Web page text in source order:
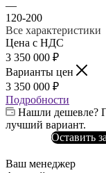
—
120-200
Все характеристики
Цена с НДС
3 350 000 ₽
Варианты цен
3 350 000 ₽
Подробности
Нашли дешевле?
лучший вариант.
Оставить
Ваш менеджер